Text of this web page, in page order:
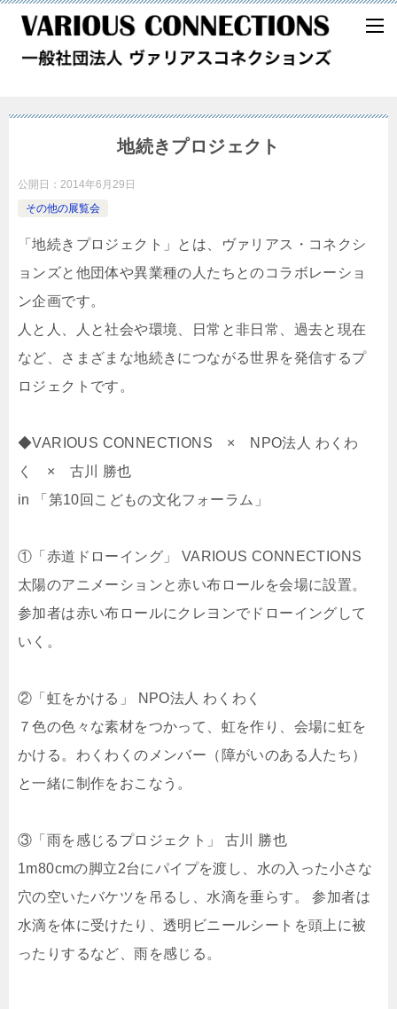
地続きプロジェクト
公開日： 2014年6月29日
その他の展覧会
「地続きプロジェクト」とは、ヴァリアス・コネクシ
ョンズと他団体や異業種の人たちとのコラボレーショ
ン企画です。
人と人、人と社会や環境、日常と非日常、過去と現在
など、さまざまな地続きにつながる世界を発信するプ
ロジェクトです。
◆VARIOUS CONNECTIONS × NPO法人 わくわ
く × 古川 勝也
in 「第10回こどもの文化フォーラム」
①「赤道ドローイング」 VARIOUS CONNECTIONS
太陽のアニメーションと赤い布ロールを会場に設置。
参加者は赤い布ロールにクレヨンでドローイングして
いく。
②「虹をかける」 NPO法人 わくわく
７色の色々な素材をつかって、虹を作り、会場に虹を
かける。わくわくのメンバー（障がいのある人たち）
と一緒に制作をおこなう。
③「雨を感じるプロジェクト」 古川 勝也
1m80cmの脚立2台にパイプを渡し、水の入った小さな
穴の空いたバケツを吊るし、水滴を垂らす。 参加者は
水滴を体に受けたり、透明ビニールシートを頭上に被
ったりするなど、雨を感じる。